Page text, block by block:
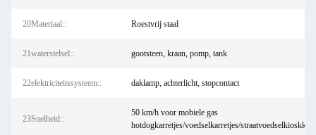
20Materiaal:: Roestvrij staal
21waterstelsel:: gootsteen, kraan, pomp, tank
22elektriciteitssysteem:: daklamp, achterlicht, stopcontact
23Snelheid::
50 km/h voor mobiele gas
hotdogkarretjes/voedselkarretjes/